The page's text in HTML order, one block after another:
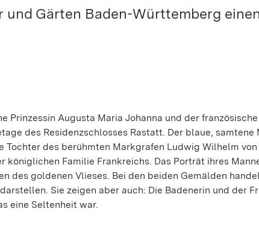
Gärten Baden-Württemberg
Prinzessin Augusta Maria Johanna und der
des Residenzschlosses Rastatt. Der blaue, samtene
des berühmten Markgrafen Ludwig Wilhelm von
Familie Frankreichs. Das Porträt ihres
des goldenen Vlieses. Bei den beiden Gemälden
Sie zeigen aber auch: Die Badenerin und der
eine Seltenheit war.